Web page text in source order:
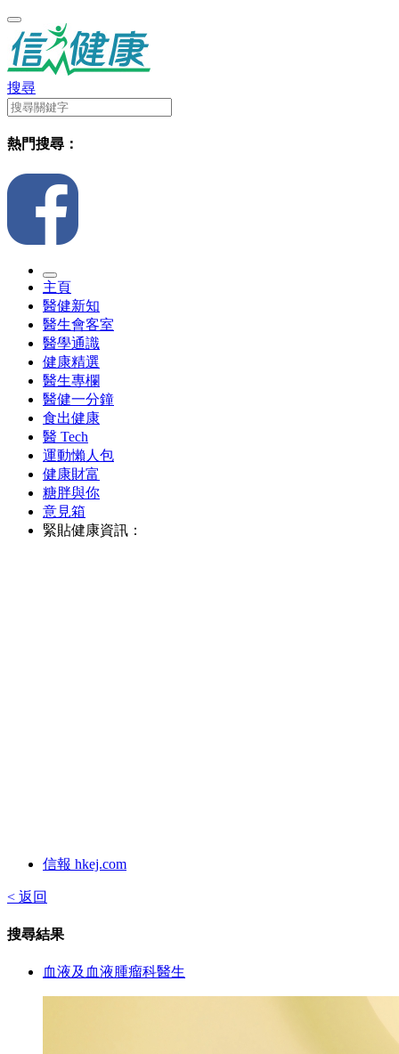
搜尋
熱門搜尋：
主頁
醫健新知
醫生會客室
醫學通識
健康精選
醫生專欄
醫健一分鐘
食出健康
醫 Tech
運動懶人包
健康財富
糖胖與你
意見箱
緊貼健康資訊：
信報 hkej.com
< 返回
搜尋結果
血液及血液腫瘤科醫生